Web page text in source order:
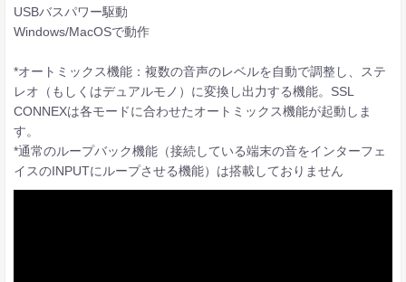
USBバスパワー駆動
Windows/MacOSで動作
*オートミックス機能：複数の音声のレベルを自動で調整し、ステ
レオ（もしくはデュアルモノ）に変換し出力する機能。SSL
CONNEXは各モードに合わせたオートミックス機能が起動しま
す。
*通常のループバック機能（接続している端末の音をインターフェ
イスのINPUTにループさせる機能）は搭載しておりません